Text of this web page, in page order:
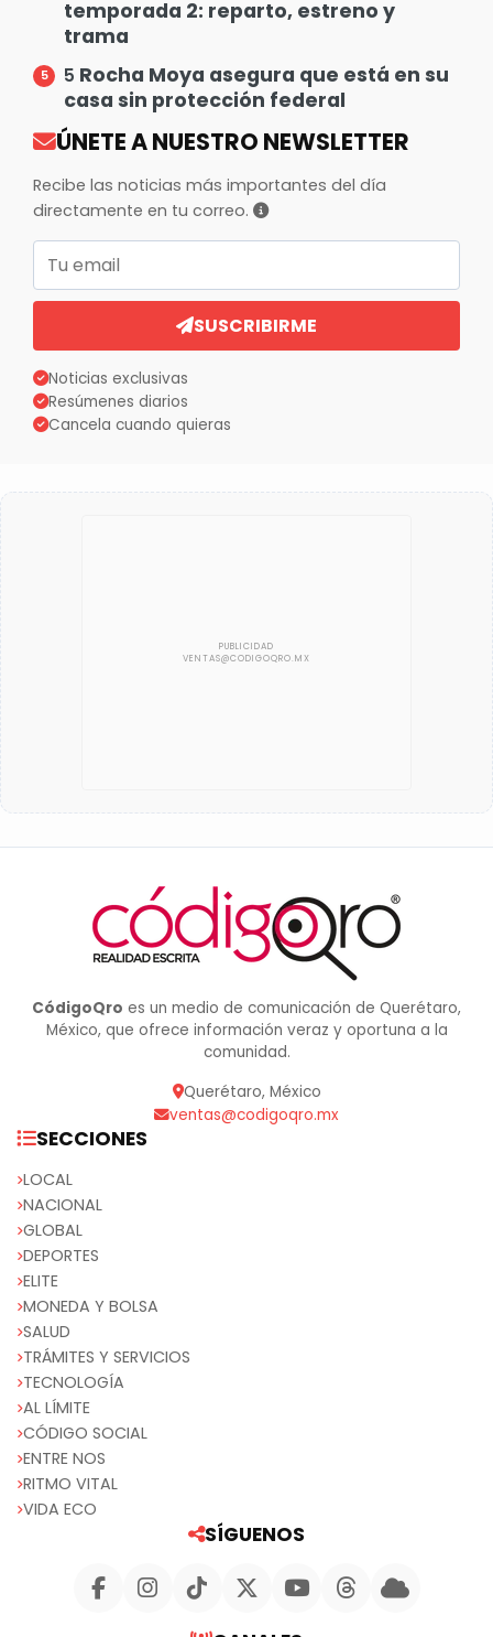
temporada 2: reparto, estreno y
trama
5 Rocha Moya asegura que está en su
casa sin protección federal
ÚNETE A NUESTRO NEWSLETTER
Recibe las noticias más importantes del día
directamente en tu correo.
SUSCRIBIRME
Noticias exclusivas
Resúmenes diarios
Cancela cuando quieras
CódigoQro es un medio de comunicación de Querétaro,
México, que ofrece información veraz y oportuna a la
comunidad.
Querétaro, México
ventas@codigoqro.mx
SECCIONES
LOCAL
NACIONAL
GLOBAL
DEPORTES
ELITE
MONEDA Y BOLSA
SALUD
TRÁMITES Y SERVICIOS
TECNOLOGÍA
AL LÍMITE
CÓDIGO SOCIAL
ENTRE NOS
RITMO VITAL
VIDA ECO
SÍGUENOS